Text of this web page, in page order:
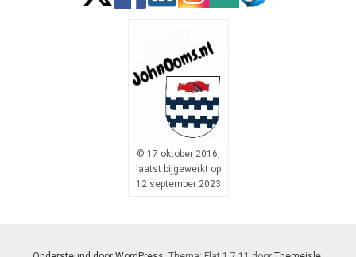
© 17 oktober 2016,
laatst bijgewerkt op
12 september 2023